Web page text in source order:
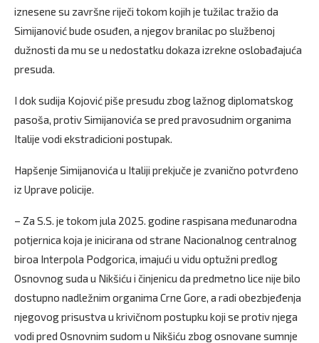
iznesene su završne riječi tokom kojih je tužilac tražio da
Simijanović bude osuđen, a njegov branilac po službenoj
dužnosti da mu se u nedostatku dokaza izrekne oslobađajuća
presuda.
I dok sudija Kojović piše presudu zbog lažnog diplomatskog
pasoša, protiv Simijanovića se pred pravosudnim organima
Italije vodi ekstradicioni postupak.
Hapšenje Simijanovića u Italiji prekjuče je zvanično potvrđeno
iz Uprave policije.
– Za S.S. je tokom jula 2025. godine raspisana međunarodna
potjernica koja je inicirana od strane Nacionalnog centralnog
biroa Interpola Podgorica, imajući u vidu optužni predlog
Osnovnog suda u Nikšiću i činjenicu da predmetno lice nije bilo
dostupno nadležnim organima Crne Gore, a radi obezbjeđenja
njegovog prisustva u krivičnom postupku koji se protiv njega
vodi pred Osnovnim sudom u Nikšiću zbog osnovane sumnje